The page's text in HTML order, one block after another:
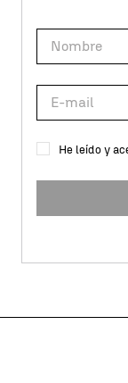
He leído y